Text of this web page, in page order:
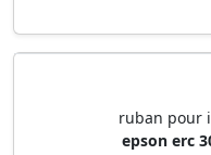
ruban pour
epson erc